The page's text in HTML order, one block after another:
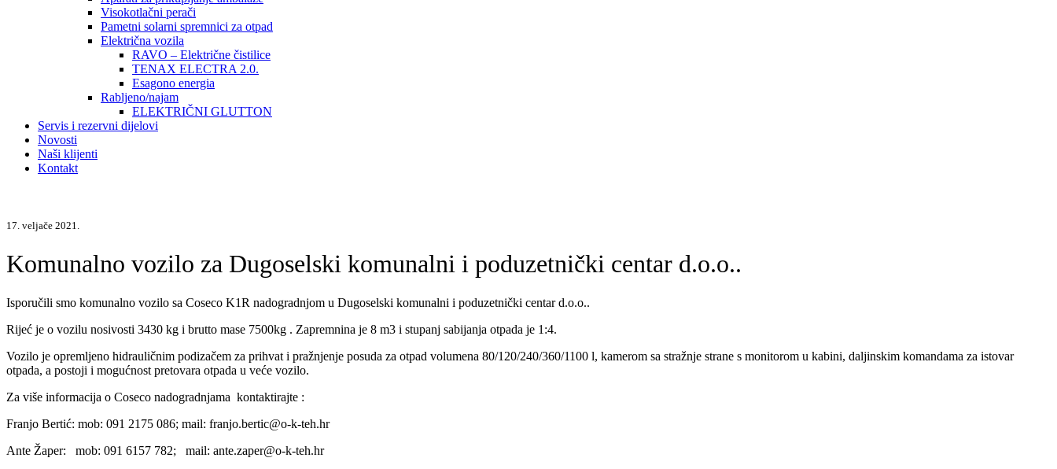
Visokotlačni perači
Pametni solarni spremnici za otpad
Električna vozila
RAVO – Električne čistilice
TENAX ELECTRA 2.0.
Esagono energia
Rabljeno/najam
ELEKTRIČNI GLUTTON
Servis i rezervni dijelovi
Novosti
Naši klijenti
Kontakt
17. veljače 2021.
Komunalno vozilo za Dugoselski komunalni i poduzetnički centar d.o.o..
Isporučili smo komunalno vozilo sa Coseco K1R nadogradnjom u Dugoselski komunalni i poduzetnički centar d.o.o..
Rijeć je o vozilu nosivosti 3430 kg i brutto mase 7500kg . Zapremnina je 8 m3 i stupanj sabijanja otpada je 1:4.
Vozilo je opremljeno hidrauličnim podizačem za prihvat i pražnjenje posuda za otpad volumena 80/120/240/360/1100 l, kamerom sa stražnje strane s monitorom u kabini, daljinskim komandama za istovar
otpada, a postoji i mogućnost pretovara otpada u veće vozilo.
Za više informacija o Coseco nadogradnjama kontaktirajte :
Franjo Bertić: mob: 091 2175 086; mail: franjo.bertic@o-k-teh.hr
Ante Žaper: mob: 091 6157 782; mail: ante.zaper@o-k-teh.hr